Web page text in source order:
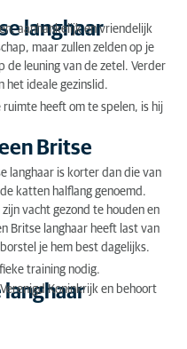
langhaar
kattenhandel
langhaar
aanhankelijk en vriendelijk
maar zullen zelden op je
de leuning van de zetel. Verder
het ideale gezinslid.
heeft om te spelen, is hij
Britse
langhaar is korter dan die van
katten halflang genoemd.
vacht gezond te houden en
Britse langhaar heeft last van
je hem best dagelijks.
training nodig.
langhaarKoninkrijk en behoort